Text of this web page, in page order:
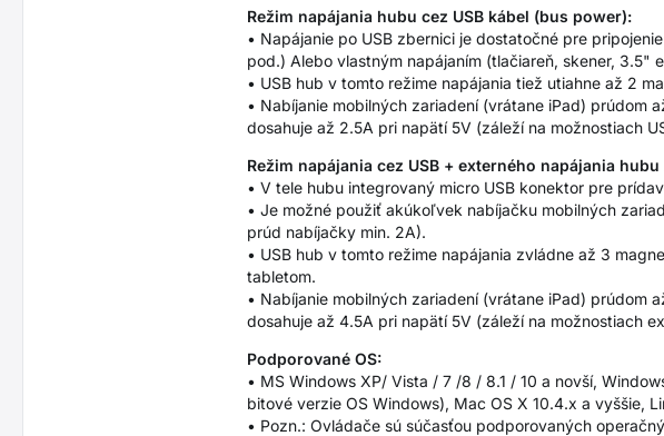
Režim napájania hubu cez USB kábel (bus power):
• Napájanie po USB zbernici je dostatočné pre
pod.) Alebo vlastným napájaním (tlačiareň, skener,
• USB hub v tomto režime napájania tiež utiahne až 2
• Nabíjanie mobilných zariadení (vrátane iPad) prúdom
dosahuje až 2.5A pri napätí 5V (záleží na možnostiach
Režim napájania cez USB + externého napájania
• V tele hubu integrovaný micro USB konektor pre
• Je možné použiť akúkoľvek nabíjačku mobilných
prúd nabíjačky min. 2A).
• USB hub v tomto režime napájania zvládne až 3
tabletom.
• Nabíjanie mobilných zariadení (vrátane iPad) prúdom
dosahuje až 4.5A pri napätí 5V (záleží na možnostiach
Podporované OS:
• MS Windows XP/ Vista / 7 /8 / 8.1 / 10 a novší,
bitové verzie OS Windows), Mac OS X 10.4.x a vyššie,
• Pozn.: Ovládače sú súčasťou podporovaných